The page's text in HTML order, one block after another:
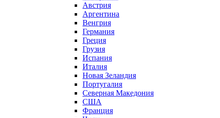
Австрия
Аргентина
Венгрия
Германия
Греция
Грузия
Испания
Италия
Новая Зеландия
Португалия
Северная Македония
США
Франция